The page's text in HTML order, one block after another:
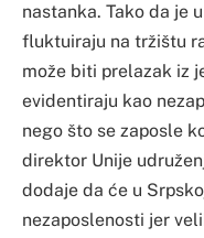
nastanka. Tako da je
fluktuiraju na tržištu
može biti prelazak iz
evidentiraju kao
nego što se zaposle
direktor Unije
dodaje da će u
nezaposlenosti jer